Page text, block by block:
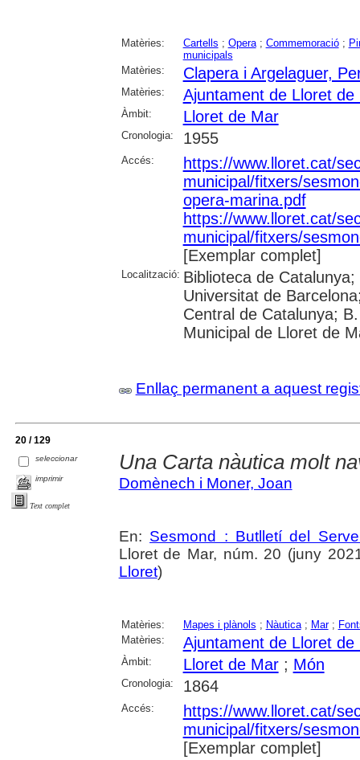
Matèries: Cartells ; Opera; Commemoració;
municipals
Matèries:
Clapera i Argelaguer,
Matèries: Ajuntament de Lloret de
Àmbit: Lloret de Mar
Cronologia: 1955
Accés:
https://www.lloret.cat/
municipal/fitxers/
opera-marina.pdf
https://www.lloret.cat/
municipal/fitxers/
[Exemplar complet]
Localització: Biblioteca de
Universitat de
Central de Catalunya;
Municipal de Lloret de
Enllaç permanent a aquest
20 / 129
seleccionar
imprimir
Text complet
Una Carta nàutica molt
Domènech i Moner, Joan
En: Sesmond : Butlletí del
Lloret de Mar, núm. 20 (juny
Lloret)
Matèries: Mapes i plànols ; Nàutica; Mar;
Matèries:
Ajuntament de Lloret de
Àmbit: Lloret de Mar; Món
Cronologia: 1864
Accés:
https://www.lloret.cat/
municipal/fitxers/
[Exemplar complet]